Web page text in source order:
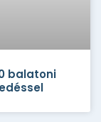
balatoni